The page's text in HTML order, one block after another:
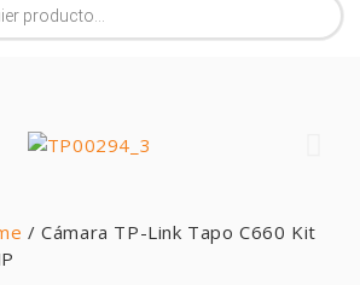
/ Cámara TP-Link Tapo C660 Kit